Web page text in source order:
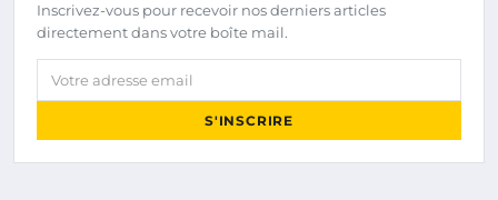
Inscrivez-vous pour recevoir nos derniers articles
directement dans votre boîte mail.
Votre adresse email
S'INSCRIRE